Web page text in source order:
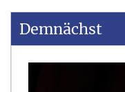
Demnächst